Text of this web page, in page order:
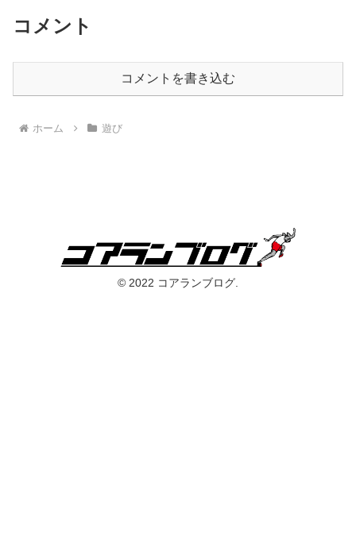
コメント
コメントを書き込む
ホーム 遊び
© 2022 コアランブログ.